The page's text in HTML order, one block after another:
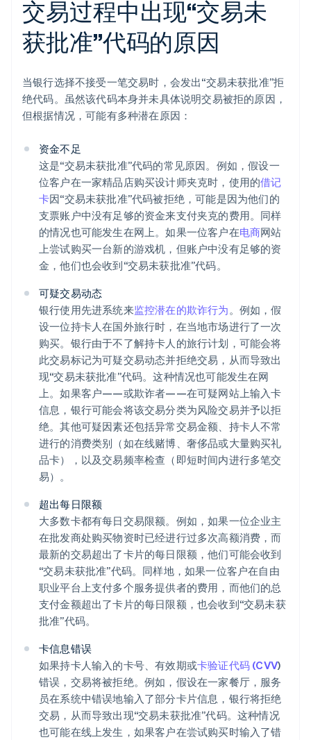
交易过程中出现“交易未
获批准”代码的原因
当银行选择不接受一笔交易时，会发出“交易未获批准”拒
绝代码。虽然该代码本身并未具体说明交易被拒的原因，
但根据情况，可能有多种潜在原因：
资金不足
这是“交易未获批准”代码的常见原因。例如，假设一
位客户在一家精品店购买设计师夹克时，使用的借记
卡因“交易未获批准”代码被拒绝，可能是因为他们的
支票账户中没有足够的资金来支付夹克的费用。同样
的情况也可能发生在网上。如果一位客户在电商网站
上尝试购买一台新的游戏机，但账户中没有足够的资
金，他们也会收到“交易未获批准”代码。
可疑交易动态
银行使用先进系统来监控潜在的欺诈行为。例如，假
设一位持卡人在国外旅行时，在当地市场进行了一次
购买。银行由于不了解持卡人的旅行计划，可能会将
此交易标记为可疑交易动态并拒绝交易，从而导致出
现“交易未获批准”代码。这种情况也可能发生在网
上。如果客户——或欺诈者——在可疑网站上输入卡
信息，银行可能会将该交易分类为风险交易并予以拒
绝。其他可疑因素还包括异常交易金额、持卡人不常
进行的消费类别（如在线赌博、奢侈品或大量购买礼
品卡），以及交易频率检查（即短时间内进行多笔交
易）。
超出每日限额
大多数卡都有每日交易限额。例如，如果一位企业主
在批发商处购买物资时已经进行过多次高额消费，而
最新的交易超出了卡片的每日限额，他们可能会收到
“交易未获批准”代码。同样地，如果一位客户在自由
职业平台上支付多个服务提供者的费用，而他们的总
支付金额超出了卡片的每日限额，也会收到“交易未获
批准”代码。
卡信息错误
如果持卡人输入的卡号、有效期或卡验证代码 (CVV)
错误，交易将被拒绝。例如，假设在一家餐厅，服务
员在系统中错误地输入了部分卡片信息，银行将拒绝
交易，从而导致出现“交易未获批准”代码。这种情况
也可能在线上发生，如果客户在尝试购买时输入了错